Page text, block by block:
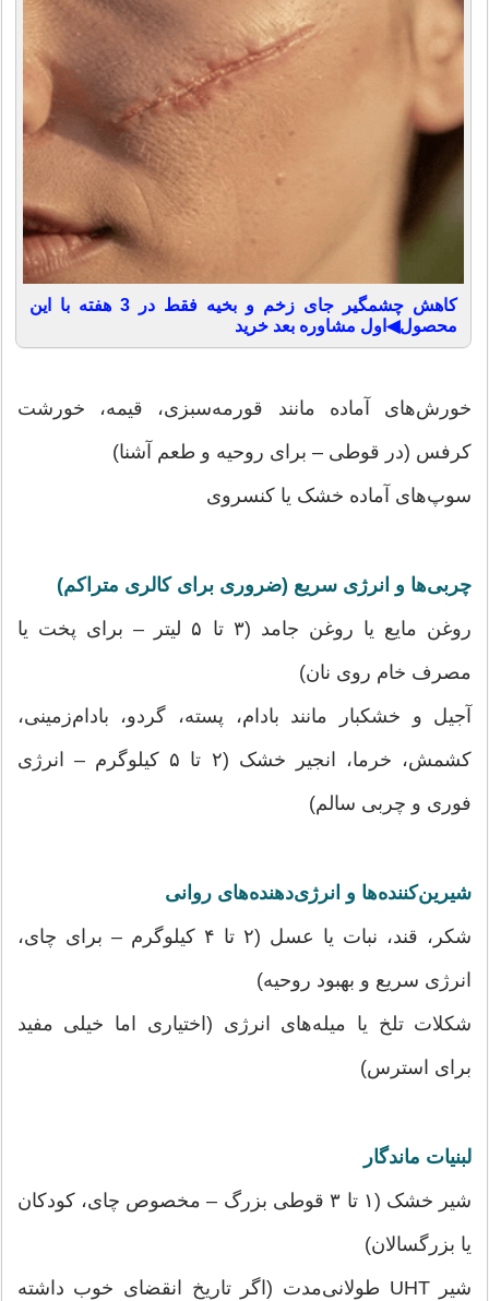
کاهش چشمگیر جای زخم و بخیه فقط در 3 هفته با این
محصول◀اول مشاوره بعد خرید
خورش‌های آماده مانند قورمه‌سبزی، قیمه، خورشت
کرفس (در قوطی – برای روحیه و طعم آشنا)
سوپ‌های آماده خشک یا کنسروی
چربی‌ها و انرژی سریع (ضروری برای کالری متراکم)
روغن مایع یا روغن جامد (۳ تا ۵ لیتر – برای پخت یا
مصرف خام روی نان)
آجیل و خشکبار مانند بادام، پسته، گردو، بادام‌زمینی،
کشمش، خرما، انجیر خشک (۲ تا ۵ کیلوگرم – انرژی
فوری و چربی سالم)
شیرین‌کننده‌ها و انرژی‌دهنده‌های روانی
شکر، قند، نبات یا عسل (۲ تا ۴ کیلوگرم – برای چای،
انرژی سریع و بهبود روحیه)
شکلات تلخ یا میله‌های انرژی (اختیاری اما خیلی مفید
برای استرس)
لبنیات ماندگار
شیر خشک (۱ تا ۳ قوطی بزرگ – مخصوص چای، کودکان
یا بزرگسالان)
شیر UHT طولانی‌مدت (اگر تاریخ انقضای خوب داشته